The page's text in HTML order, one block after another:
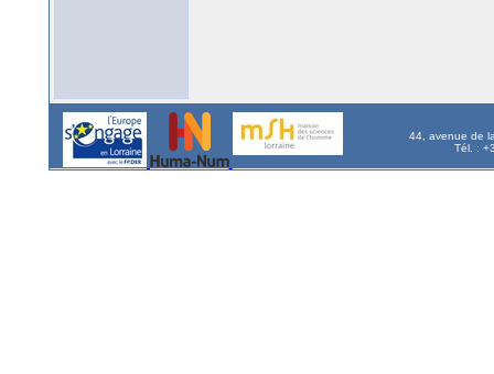
44, avenue de
Tél. :